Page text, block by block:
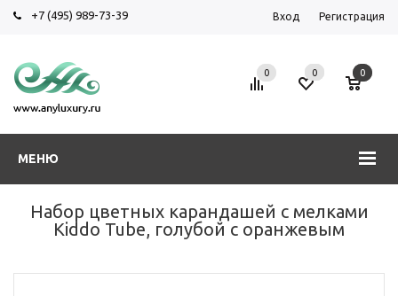
+7 (495) 989-73-39 Вход Регистрация
МЕНЮ
0 0 0
Набор цветных карандашей с мелками
Kiddo Tube, голубой с оранжевым